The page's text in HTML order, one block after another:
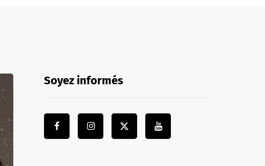
Soyez informés